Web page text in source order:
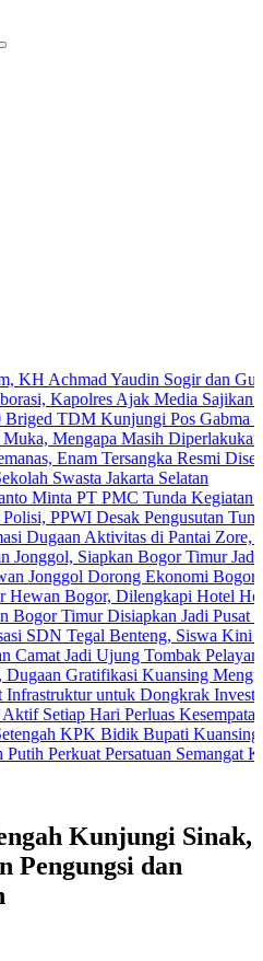
Yaudin Sogir dan Gus Sholeh
Ajak Media Sajikan Informasi
Kunjungi Pos Gabma Temajuk
Masih Diperlakukan Berbeda?
Tersangka Resmi Diseret ke
Jakarta Selatan
PMC Tunda Kegiatan Demi
Desak Pengusutan Tuntas Kasus
Aktivitas di Pantai Zore, Bea
Bogor Timur Jadi Pusat
Dorong Ekonomi Bogor Timur
Dilengkapi Hotel Hewan dan
Disiapkan Jadi Pusat
Benteng, Siswa Kini Belajar
Ujung Tombak Pelayanan
Kuansing Menguat
untuk Dongkrak Investasi
Hari Perluas Kesempatan Kerja
Bidik Bupati Kuansing
Persatuan Semangat
Kunjungi Sinak,
Pengungsi dan